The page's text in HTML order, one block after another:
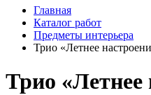
Главная
Каталог работ
Предметы интерьера
Трио «Летнее
Трио «Летнее